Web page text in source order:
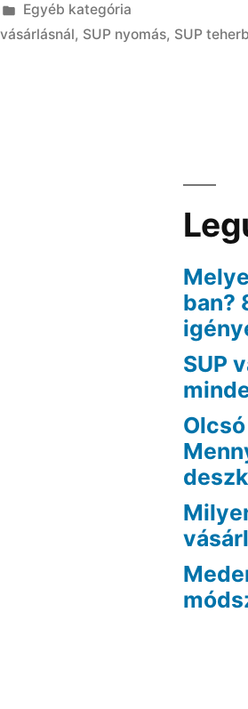
Kategória:
Egyéb kategória
, SUP nyomás, SUP
ban?
SUP